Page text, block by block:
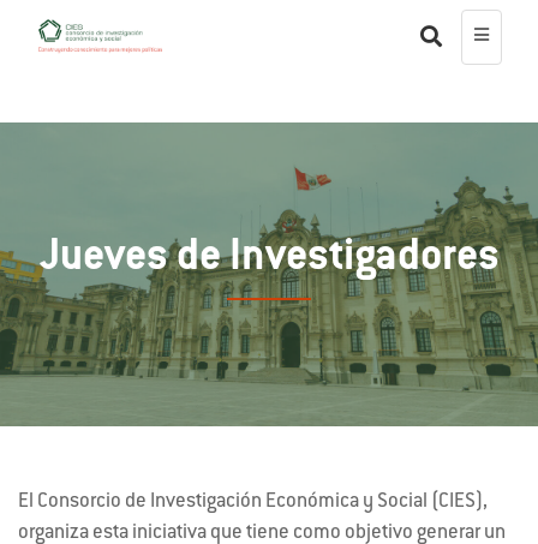
Jueves de Investigadores
El Consorcio de Investigación Económica y Social (CIES),
organiza esta iniciativa que tiene como objetivo generar un